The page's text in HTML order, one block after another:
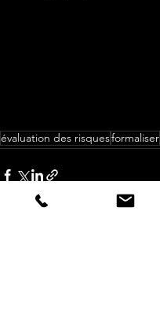
évaluation des risquesformaliser